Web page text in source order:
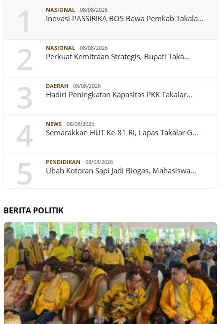
1 NASIONAL 08/08/2026
Inovasi PASSIRIKA BOS Bawa Pemkab Takala…
2 NASIONAL 08/08/2026
Perkuat Kemitraan Strategis, Bupati Taka…
3 DAERAH 08/08/2026
Hadiri Peningkatan Kapasitas PKK Takalar…
4 NEWS 08/08/2026
Semarakkan HUT Ke-81 RI, Lapas Takalar G…
5 PENDIDIKAN 08/08/2026
Ubah Kotoran Sapi Jadi Biogas, Mahasiswa…
BERITA POLITIK